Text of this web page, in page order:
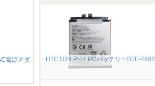
電源アダ HTC U24 Pro+ PCバッテリーBTE-4602